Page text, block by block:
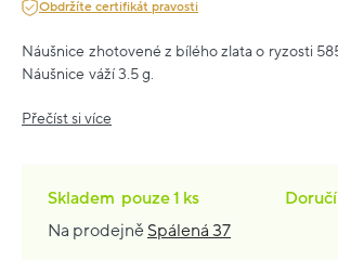
Obdržíte certifikát pravosti
Náušnice zhotovené z bílého zlata o ryzosti
Náušnice váží 3.5 g.
Přečíst si více
Skladem pouze1 ks
Na prodejně Spálená 37